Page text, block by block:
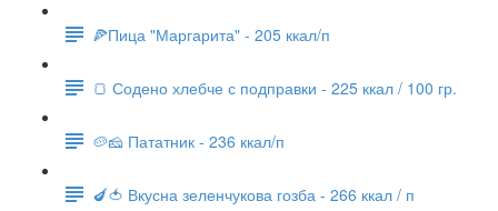
🍕Пица "Маргарита" - 205 ккал/п
🍞 Содено хлебче с подправки - 225 ккал / 100 гр.
🥔🧀 Пататник - 236 ккал/п
🍆🍅 Вкусна зеленчукова гозба - 266 ккал / п